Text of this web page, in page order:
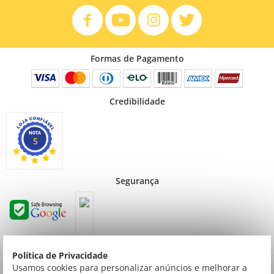
Política de Privacidade
Usamos cookies para personalizar anúncios e melhorar a
Formas de Pagamento
Credibilidade
5
Segurança
Preços válidos para consumidor final não contribuinte. Preços exclusivos para compras